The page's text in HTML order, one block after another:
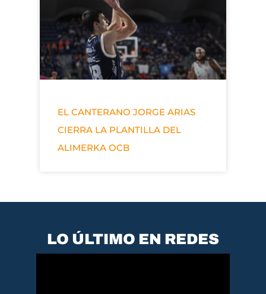
EL CANTERANO JORGE ARIAS
CIERRA LA PLANTILLA DEL
ALIMERKA OCB
LO ÚLTIMO EN REDES